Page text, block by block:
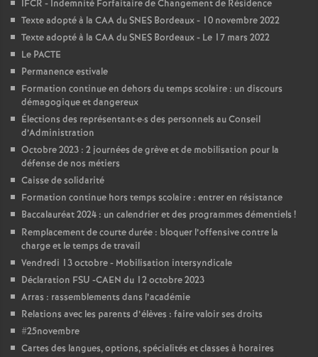
e
m
e
n
t
s
d
e
S
e
IFCR - Indemnité Forfaitaire de Changement de Résidence
Texte adopté à la CAA du SNES Bordeaux - 10 novembre 2022
Texte adopté à la CAA du SNES Bordeaux - Le 17 mars 2022
Le PACTE
Permanence estivale
Formation continue en dehors du temps scolaire : un discours
démagogique et dangereux
Élections des représentant·e·s des personnels au Conseil
d’Administration
Octobre 2023 : 2 journées de grève et de mobilisation pour la
défense de nos métiers
Caisse de solidarité
Formation continue hors temps scolaire : entrer en résistance
Baccalauréat 2024 : un calendrier et des programmes démentiels !
Remplacement de courte durée : bloquer l’offensive contre la
charge et le temps de travail
Vendredi 13 octobre - Mobilisation intersyndicale
Déclaration FSU -CAEN du 12 octobre 2023
Arras : rassemblements dans l’académie
Relations avec les parents d’élèves : faire valoir ses droits
#25novembre
Cartes des langues, options, spécialités et classes à horaires